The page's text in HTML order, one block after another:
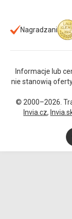
Nagradzani
Informacje lub
nie stanowią
© 2000–2026.
Invia.cz,